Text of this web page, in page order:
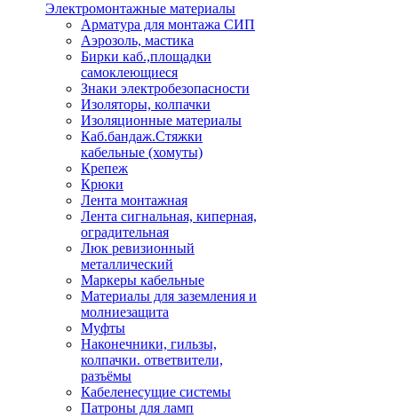
Электромонтажные материалы
Арматура для монтажа СИП
Аэрозоль, мастика
Бирки каб.,площадки
самоклеющиеся
Знаки электробезопасности
Изоляторы, колпачки
Изоляционные материалы
Каб.бандаж.Стяжки
кабельные (хомуты)
Крепеж
Крюки
Лента монтажная
Лента сигнальная, киперная,
оградительная
Люк ревизионный
металлический
Маркеры кабельные
Материалы для заземления и
молниезащита
Муфты
Наконечники, гильзы,
колпачки. ответвители,
разъёмы
Кабеленесущие системы
Патроны для ламп